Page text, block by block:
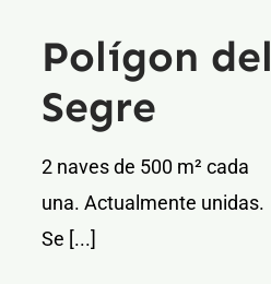
Polígon del
Segre
2 naves de 500 m² cada
una. Actualmente unidas.
Se [...]